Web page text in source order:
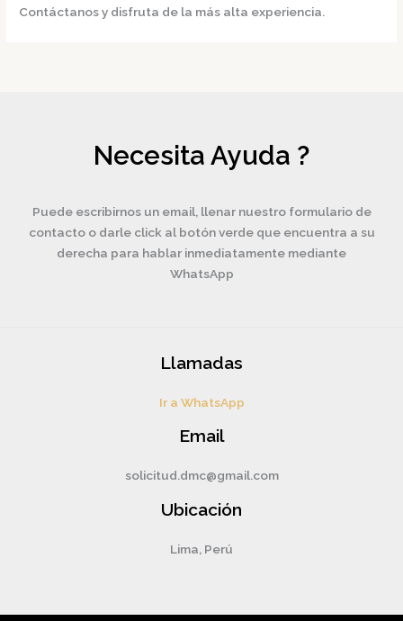
Contáctanos y disfruta de la más alta experiencia.
Necesita Ayuda ?
Puede escribirnos un email, llenar nuestro formulario de
contacto o darle click al botón verde que encuentra a su
derecha para hablar inmediatamente mediante
WhatsApp
Llamadas
Ir a WhatsApp
Email
solicitud.dmc@gmail.com
Ubicación
Lima, Perú